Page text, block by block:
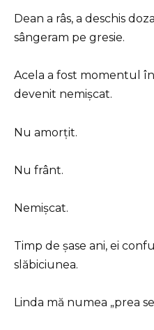
Dean a râs, a deschis
sângeram pe gresie.
Acela a fost momentul
devenit nemișcat.
Nu amorțit.
Nu frânt.
Nemișcat.
Timp de șase ani, ei
slăbiciunea.
Linda mă numea „prea